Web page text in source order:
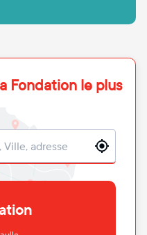
Fondation le plus